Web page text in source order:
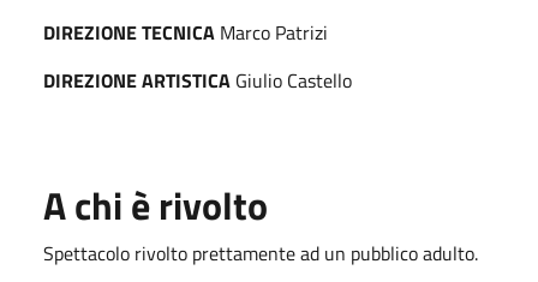
DIREZIONE TECNICA Marco Patrizi
DIREZIONE ARTISTICA Giulio Castello
A chi è rivolto
Spettacolo rivolto prettamente ad un pubblico adulto.